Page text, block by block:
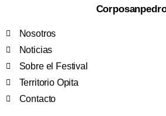
Nosotros
Noticias
Sobre el Festival
Territorio Opita
Contacto